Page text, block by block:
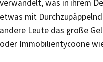
verwandelt, was in ihrem
etwas mit
andere Leute das große
oder Immobilientycoone